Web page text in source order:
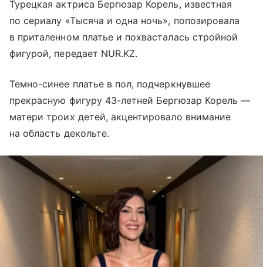
Турецкая актриса Бергюзар Корель, известная
по сериалу «Тысяча и одна ночь», попозировала
в приталенном платье и похвасталась стройной
фигурой, передает NUR.KZ.
Темно-синее платье в пол, подчеркнувшее
прекрасную фигуру 43-летней Бергюзар Корель —
матери троих детей, акцентировало внимание
на область декольте.